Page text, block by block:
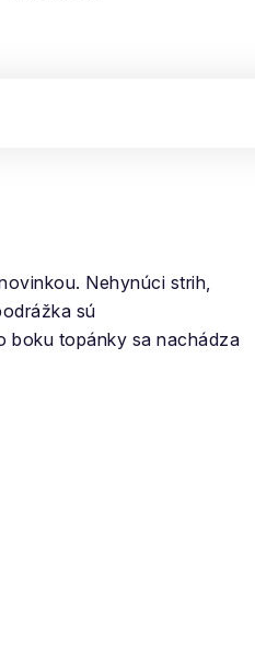
Nehynúci strih,
sú
boku topánky sa nachádza